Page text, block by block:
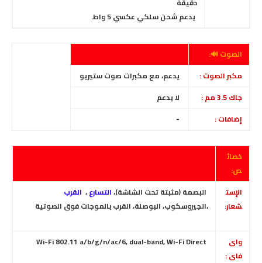
يدعم شحن سلكي عكسي 5 واط.
الصوت 🔊:
مكبر الصوت :
يدعم، مع مكبرات صوت ستيريو
جاك 3.5 مم :
لايدعم
إضافات :
-
خصائ
ص:
الإست
شعار:
البصمة (مثبتة تحت الشاشة)،التسارع، القرب
،الجيروسكوب، البوصلة، القرب بالموجات فوق الصوتية
واى
فاى :